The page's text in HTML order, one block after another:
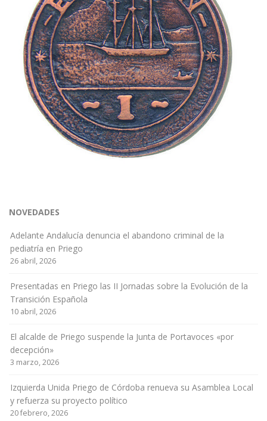
NOVEDADES
Adelante Andalucía denuncia el abandono criminal de la
pediatría en Priego
26 abril, 2026
Presentadas en Priego las II Jornadas sobre la Evolución de la
Transición Española
10 abril, 2026
El alcalde de Priego suspende la Junta de Portavoces «por
decepción»
3 marzo, 2026
Izquierda Unida Priego de Córdoba renueva su Asamblea Local
y refuerza su proyecto político
20 febrero, 2026